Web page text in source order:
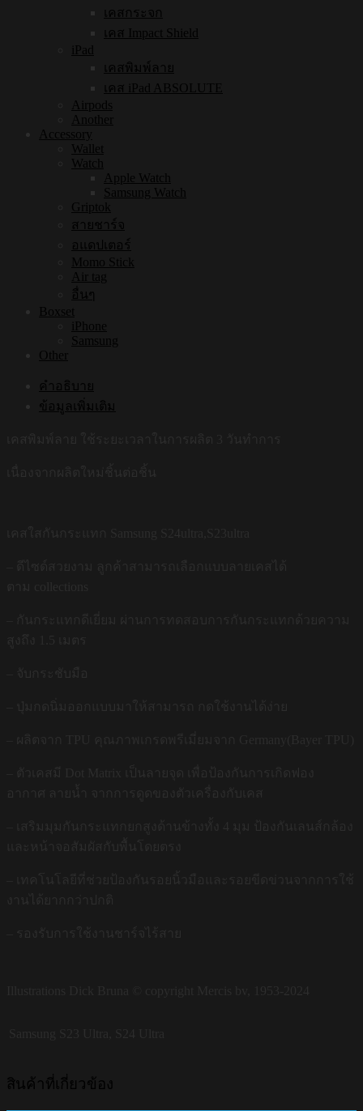
เคสกระจก
เคส Impact Shield
iPad
เคสพิมพ์ลาย
เคส iPad ABSOLUTE
Airpods
Another
Accessory
Wallet
Watch
Apple Watch
Samsung Watch
Griptok
สายชาร์จ
อแดปเตอร์
Momo Stick
Air tag
อื่นๆ
Boxset
iPhone
Samsung
Other
คำอธิบาย
ข้อมูลเพิ่มเติม
สินค้าที่เกี่ยวข้อง